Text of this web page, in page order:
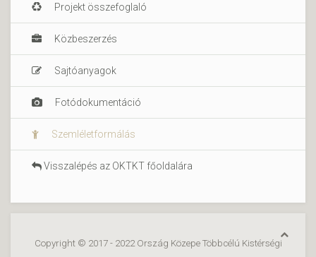
Projekt összefoglaló
Közbeszerzés
Sajtóanyagok
Fotódokumentáció
Szemléletformálás
Visszalépés az OKTKT főoldalára
Copyright © 2017 - 2022 Ország Közepe Többcélú Kistérségi